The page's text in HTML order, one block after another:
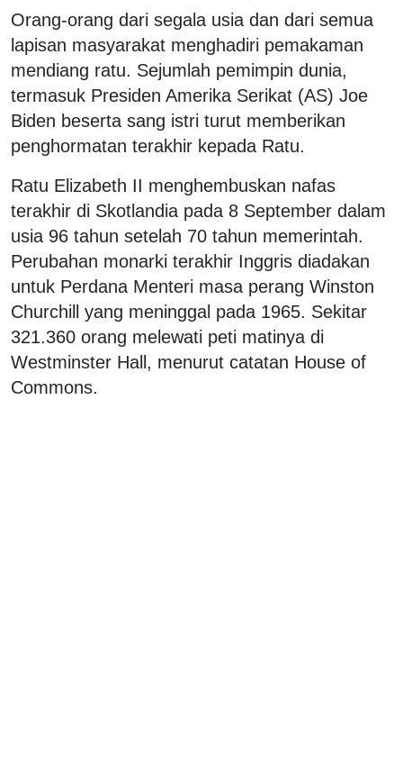
Orang-orang dari segala usia dan dari semua
lapisan masyarakat menghadiri pemakaman
mendiang ratu. Sejumlah pemimpin dunia,
termasuk Presiden Amerika Serikat (AS) Joe
Biden beserta sang istri turut memberikan
penghormatan terakhir kepada Ratu.
Ratu Elizabeth II menghembuskan nafas
terakhir di Skotlandia pada 8 September dalam
usia 96 tahun setelah 70 tahun memerintah.
Perubahan monarki terakhir Inggris diadakan
untuk Perdana Menteri masa perang Winston
Churchill yang meninggal pada 1965. Sekitar
321.360 orang melewati peti matinya di
Westminster Hall, menurut catatan House of
Commons.